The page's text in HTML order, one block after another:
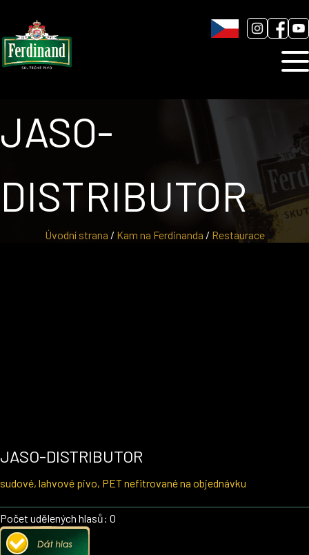
Blog
Úvodní strana / Kam na Ferdinanda / Restaurace
JASO-
DISTRIBUTOR
JASO-DISTRIBUTOR
sudové, lahvové pivo, PET nefitrované na objednávku
Počet udělených hlasů: 0